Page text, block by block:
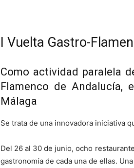
I Vuelta Gastro-
Como actividad paralela
Flamenco de Andalucía,
Málaga
Se trata de una innovadora iniciativa
Del 26 al 30 de junio, ocho
gastronomía de cada una de ellas.